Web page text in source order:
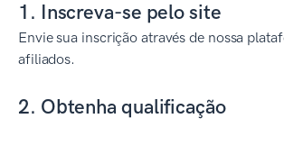
1. Inscreva-se pelo site
Envie sua inscrição através de nossa
afiliados.
2. Obtenha qualificação